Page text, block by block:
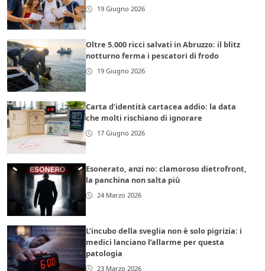
19 Giugno 2026
Oltre 5.000 ricci salvati in Abruzzo: il blitz
notturno ferma i pescatori di frodo
19 Giugno 2026
Carta d’identità cartacea addio: la data
che molti rischiano di ignorare
17 Giugno 2026
Esonerato, anzi no: clamoroso dietrofront,
la panchina non salta più
24 Marzo 2026
L’incubo della sveglia non è solo pigrizia: i
medici lanciano l’allarme per questa
patologia
23 Marzo 2026